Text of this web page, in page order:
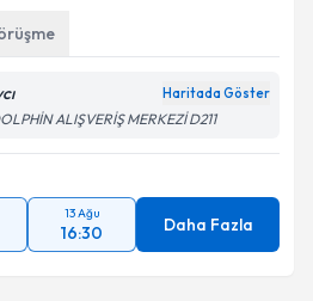
Haritada Göster
ALIŞVERİŞ MERKEZİ D211
13 Ağu
16:30 Daha Fazla